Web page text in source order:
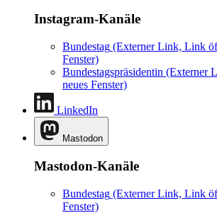
Instagram-Kanäle
Bundestag (Externer Link, Link
Fenster)
Bundestagspräsidentin (Externer
neues Fenster)
LinkedIn
Mastodon
Mastodon-Kanäle
Bundestag (Externer Link, Link
Fenster)